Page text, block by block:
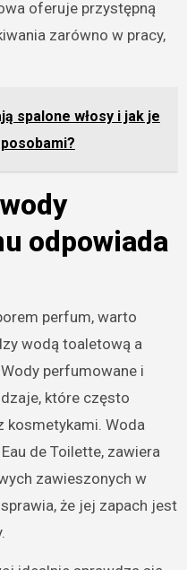
oferuje przystępną
zarówno w pracy,
spalone włosy i jak je
odpowiada
perfum, warto
wodą toaletową a
perfumowane i
które często
kosmetykami. Woda
de Toilette, zawiera
zawieszonych w
że jej zapach jest